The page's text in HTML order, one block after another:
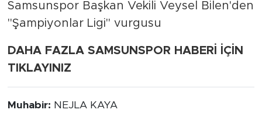
Samsunspor Başkan Vekili Veysel Bilen'den
"Şampiyonlar Ligi" vurgusu
DAHA FAZLA SAMSUNSPOR HABERİ İÇİN
TIKLAYINIZ
Muhabir: NEJLA KAYA